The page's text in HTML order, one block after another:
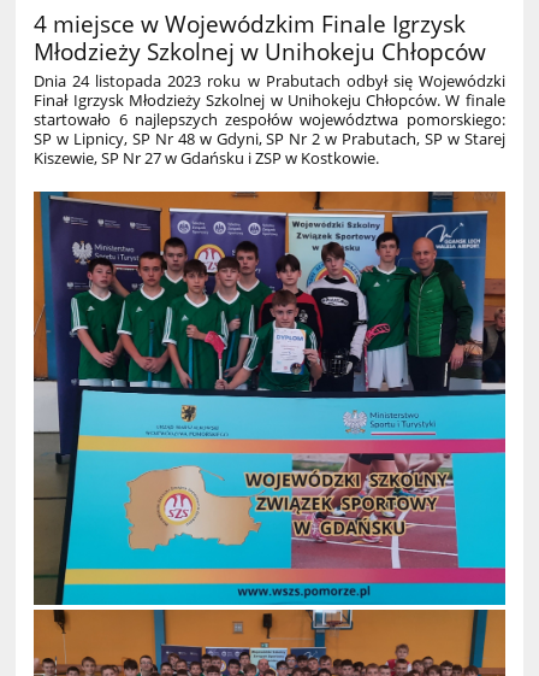
4 miejsce w Wojewódzkim Finale Igrzysk
Młodzieży Szkolnej w Unihokeju Chłopców
Dnia 24 listopada 2023 roku w Prabutach odbył się Wojewódzki
Finał Igrzysk Młodzieży Szkolnej w Unihokeju Chłopców. W finale
startowało 6 najlepszych zespołów województwa pomorskiego:
SP w Lipnicy, SP Nr 48 w Gdyni, SP Nr 2 w Prabutach, SP w Starej
Kiszewie, SP Nr 27 w Gdańsku i ZSP w Kostkowie.